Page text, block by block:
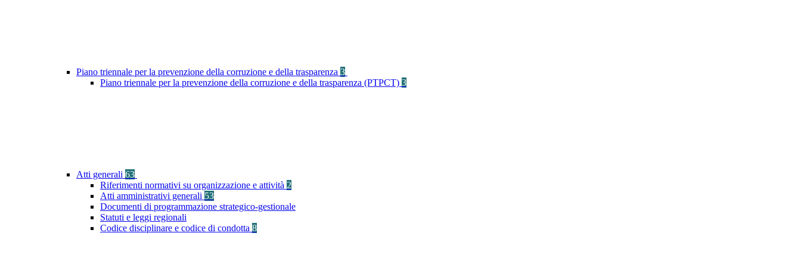
Piano triennale per la prevenzione della corruzione e della trasparenza 3
Piano triennale per la prevenzione della corruzione e della trasparenza (PTPCT) 3
Atti generali 63
Riferimenti normativi su organizzazione e attività 2
Atti amministrativi generali 53
Documenti di programmazione strategico-gestionale
Statuti e leggi regionali
Codice disciplinare e codice di condotta 8